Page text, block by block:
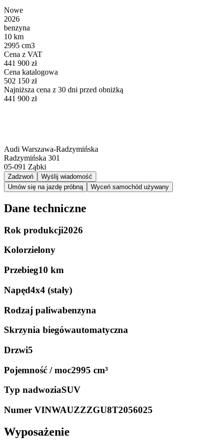
Nowe
2026
benzyna
10 km
2995 cm3
Cena z VAT
441 900 zł
Cena katalogowa
502 150 zł
Najniższa cena z 30 dni przed obniżką
441 900 zł
Audi Warszawa-Radzymińska
Radzymińska 301
05-091 Ząbki
Zadzwoń
Wyślij wiadomość
Umów się na jazdę próbną
Wyceń samochód używany
Dane techniczne
Rok produkcji2026
Kolorzielony
Przebieg10 km
Napęd4x4 (stały)
Rodzaj paliwabenzyna
Skrzynia biegówautomatyczna
Drzwi5
Pojemność / moc2995 cm³
Typ nadwoziaSUV
Numer VINWAUZZZGU8T2056025
Wyposażenie